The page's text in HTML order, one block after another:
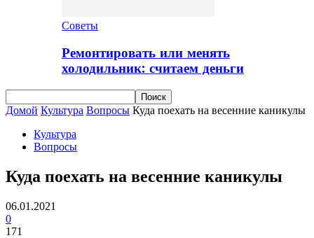
Советы
Ремонтировать или менять
холодильник: считаем деньги
Домой Культура Вопросы Куда поехать на весенние каникулы
Культура
Вопросы
Куда поехать на весенние каникулы
06.01.2021
0
171